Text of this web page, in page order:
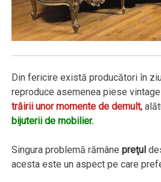
Din fericire există producători în
reproduce asemenea piese
trăirii unor momente de demult,
bijuterii de mobilier.
Singura problemă rămânepreţul
acesta este un aspect pe care